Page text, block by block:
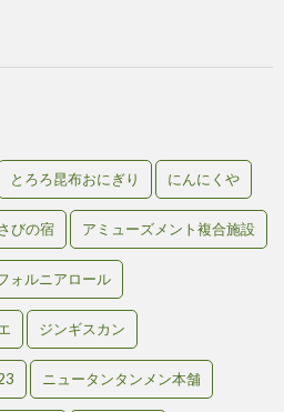
とろろ昆布おにぎり にんにくや
びの宿 アミューズメント複合施設
ォルニアロール
ジンギスカン
ニュータンタンメン本舗